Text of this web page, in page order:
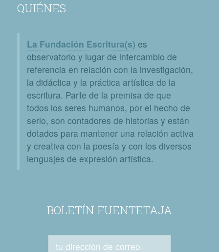
QUIÉNES
La Fundación Escritura(s) es
observatorio y lugar de intercambio de
referencia en relación con la investigación,
la didáctica y la práctica artística de la
escritura. Parte de la premisa de que
todos los seres humanos, por el hecho de
serlo, son contadores de historias y están
dotados para mantener una relación activa
y creativa con la poesía y con los diversos
lenguajes de expresión artística.
BOLETÍN FUENTETAJA